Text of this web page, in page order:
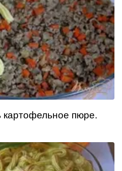
картофельное пюре.